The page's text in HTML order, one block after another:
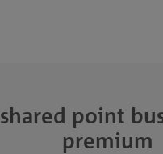
shared point
premium